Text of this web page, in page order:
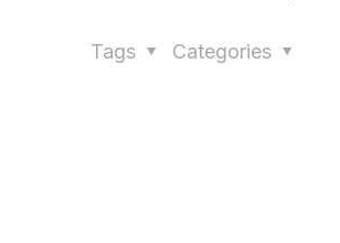
Categories
Tags